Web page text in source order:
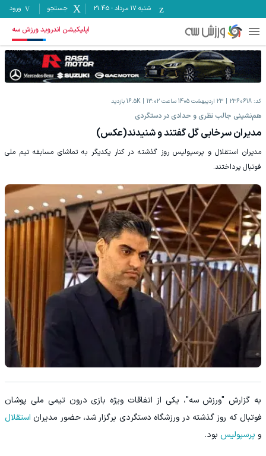
شنبه ۱۷ مرداد -
21:45 جستجو ورود
اپلیکیشن اندروید ورزش سه
کد: 2360618 23 اردیبهشت 1405 ساعت 13:02 16.5K بازدید
هم‌نشینی جالب نظری و حدادی در دستگردی
مدیران سرخابی گل گفتند و شنیدند(عکس)
مدیران استقلال و پرسپولیس روز گذشته در کنار یکدیگر به تماشای مسابقه تیم ملی
فوتبال پرداختند.
به گزارش "ورزش سه"، یکی از اتفاقات ویژه بازی درون تیمی ملی پوشان
فوتبال که روز گذشته در ورزشگاه دستگردی برگزار شد، حضور مدیران استقلال
و پرسپولیس بود.